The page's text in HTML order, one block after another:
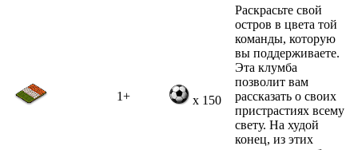
1+ x 150
Раскрасьте свой
остров в цвета той
команды, которую
вы поддерживаете.
Эта клумба
позволит вам
рассказать о своих
пристрастиях всему
свету. На худой
конец, из этих